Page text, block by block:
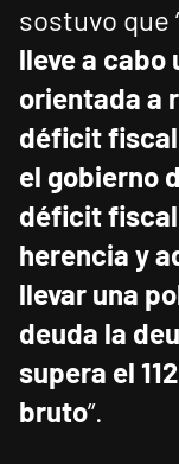
sostuvo que
lleve a
orientada a
déficit fiscal
el gobierno
déficit
herencia y
llevar una
deuda la
supera el
bruto”.